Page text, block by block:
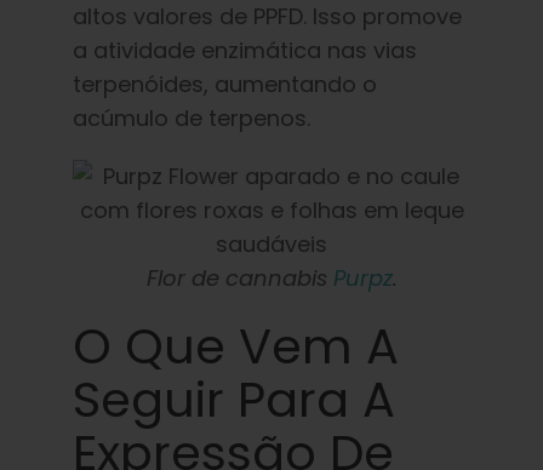
altos valores de PPFD. Isso promove
a atividade enzimática nas vias
terpenóides, aumentando o
acúmulo de terpenos.
Flor de cannabis Purpz.
O Que Vem A
Seguir Para A
Expressão De